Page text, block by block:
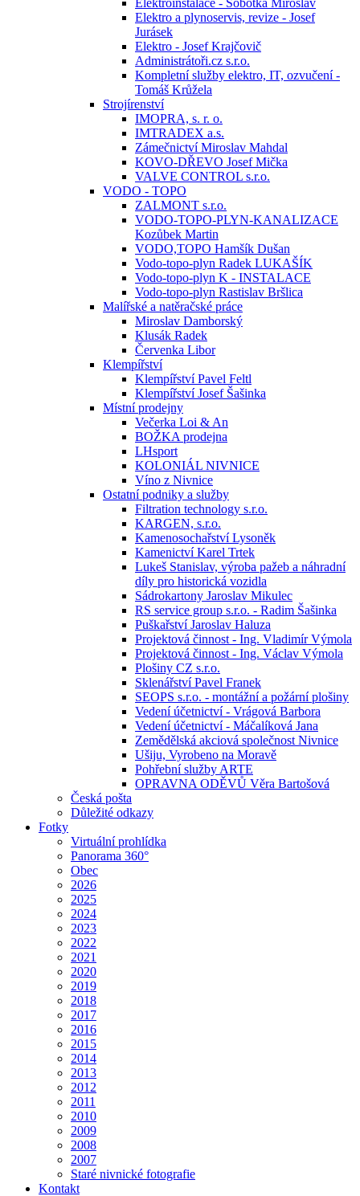
Elektroinstalace - Sobotka Miroslav
Elektro a plynoservis, revize - Josef
Jurásek
Elektro - Josef Krajčovič
Administrátoři.cz s.r.o.
Kompletní služby elektro, IT, ozvučení -
Tomáš Krůžela
Strojírenství
IMOPRA, s. r. o.
IMTRADEX a.s.
Zámečnictví Miroslav Mahdal
KOVO-DŘEVO Josef Mička
VALVE CONTROL s.r.o.
VODO - TOPO
ZALMONT s.r.o.
VODO-TOPO-PLYN-KANALIZACE
Kozůbek Martin
VODO,TOPO Hamšík Dušan
Vodo-topo-plyn Radek LUKAŠÍK
Vodo-topo-plyn K - INSTALACE
Vodo-topo-plyn Rastislav Bršlica
Malířské a natěračské práce
Miroslav Damborský
Klusák Radek
Červenka Libor
Klempířství
Klempířství Pavel Feltl
Klempířství Josef Šašinka
Místní prodejny
Večerka Loi & An
BOŽKA prodejna
LHsport
KOLONIÁL NIVNICE
Víno z Nivnice
Ostatní podniky a služby
Filtration technology s.r.o.
KARGEN, s.r.o.
Kamenosochařství Lysoněk
Kamenictví Karel Trtek
Lukeš Stanislav, výroba pažeb a náhradní
díly pro historická vozidla
Sádrokartony Jaroslav Mikulec
RS service group s.r.o. - Radim Šašinka
Puškařství Jaroslav Haluza
Projektová činnost - Ing. Vladimír Výmola
Projektová činnost - Ing. Václav Výmola
Plošiny CZ s.r.o.
Sklenářství Pavel Franek
SEOPS s.r.o. - montážní a požární plošiny
Vedení účetnictví - Vrágová Barbora
Vedení účetnictví - Máčalíková Jana
Zemědělská akciová společnost Nivnice
Ušiju, Vyrobeno na Moravě
Pohřební služby ARTE
OPRAVNA ODĚVŮ Věra Bartošová
Česká pošta
Důležité odkazy
Fotky
Virtuální prohlídka
Panorama 360°
Obec
2026
2025
2024
2023
2022
2021
2020
2019
2018
2017
2016
2015
2014
2013
2012
2011
2010
2009
2008
2007
Staré nivnické fotografie
Kontakt